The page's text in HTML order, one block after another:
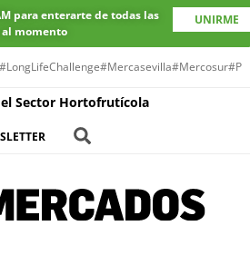
para enterarte de todas las
momento
UNIRME
#LongLifeChallenge#Mercasevilla#Mercosur
Sector Hortofrutícola